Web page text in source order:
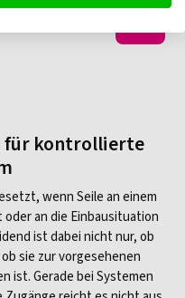
für kontrollierte
wenn Seile an einem
an die Einbausituation
ist dabei nicht nur, ob
sie zur vorgesehenen
ist. Gerade bei Systemen